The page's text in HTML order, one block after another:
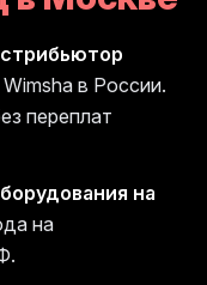
в России.
переплат
на
на